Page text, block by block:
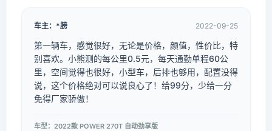
车主：*膀 2022-09-25
第一辆车，感觉很好，无论是价格，颜值，性价比，特
别喜欢。小熊测的每公里0.5元，每天通勤单程60公
里，空间觉得也很好，小型车，后排也够用，配置没得
说，这个价格绝对可以说良心了！给99分，少给一分
免得厂家骄傲！
车型：2022款 POWER 270T 自动劲享版